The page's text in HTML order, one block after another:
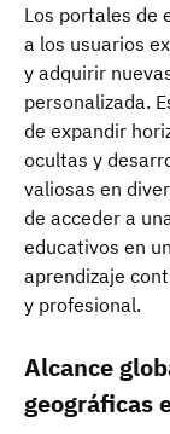
Los portales de
a los usuarios
y adquirir
personalizada.
de expandir
ocultas y
valiosas en
de acceder a
educativos en
aprendizaje
y profesional.
Alcance
geográficas